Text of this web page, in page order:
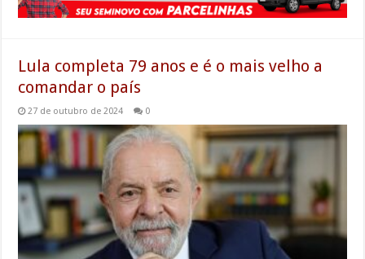
Lula completa 79 anos e é o mais velho a
comandar o país
27 de outubro de 2024 0